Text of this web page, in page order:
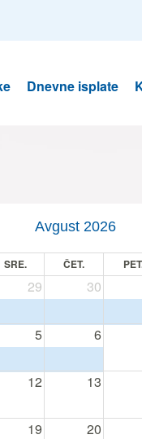
Dnevne isplate
Avgust 2026
SRE. ČET.
29 30
5 6
12 13
19 20